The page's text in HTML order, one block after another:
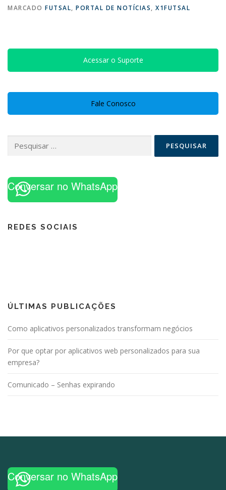
MARCADO FUTSAL, PORTAL DE NOTÍCIAS, X1FUTSAL
Acessar o Suporte
Fale Conosco
por:
Conversar no WhatsApp
REDES SOCIAIS
ÚLTIMAS PUBLICAÇÕES
Como aplicativos personalizados transformam negócios
Por que optar por aplicativos web personalizados para sua
empresa?
Comunicado – Senhas expirando
Conversar no WhatsApp